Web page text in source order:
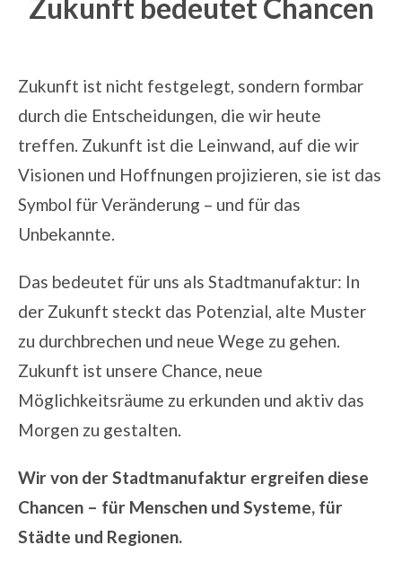
Zukunft bedeutet Chancen
Zukunft ist nicht festgelegt, sondern formbar
durch die Entscheidungen, die wir heute
treffen. Zukunft ist die Leinwand, auf die wir
Visionen und Hoffnungen projizieren, sie ist das
Symbol für Veränderung – und für das
Unbekannte.
Das bedeutet für uns als Stadtmanufaktur: In
der Zukunft steckt das Potenzial, alte Muster
zu durchbrechen und neue Wege zu gehen.
Zukunft ist unsere Chance, neue
Möglichkeitsräume zu erkunden und aktiv das
Morgen zu gestalten.
Wir von der Stadtmanufaktur ergreifen diese
Chancen – für Menschen und Systeme, für
Städte und Regionen.